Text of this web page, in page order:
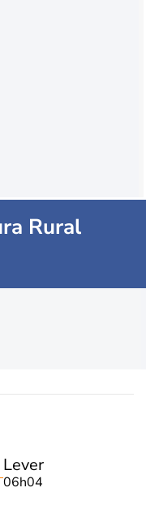
Rural
Lever
06h04